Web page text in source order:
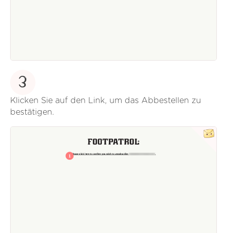
3
Klicken Sie auf den Link, um das Abbestellen zu
bestätigen.